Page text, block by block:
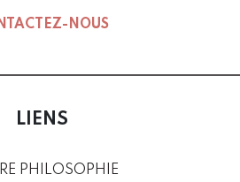
NOUS
LIENS
PHILOSOPHIE